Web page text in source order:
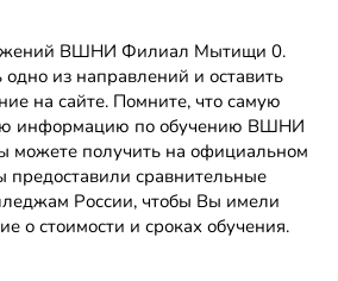
ВШНИ Филиал Мытищи 0.
из направлений и оставить
на сайте. Помните, что самую
информацию по обучению ВШНИ
получить на официальном
сравнительные
России, чтобы Вы имели
о стоимости и сроках обучения.